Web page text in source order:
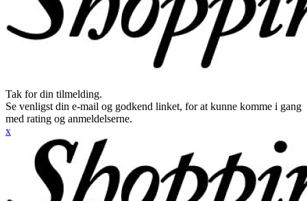
Tak for din tilmelding.
Se venligst din e-mail og godkend linket, for at kunne komme i gang
med rating og anmeldelserne.
x